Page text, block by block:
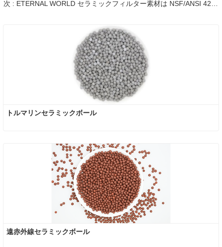
トルマリンセラミックボール
遠赤外線セラミックボール